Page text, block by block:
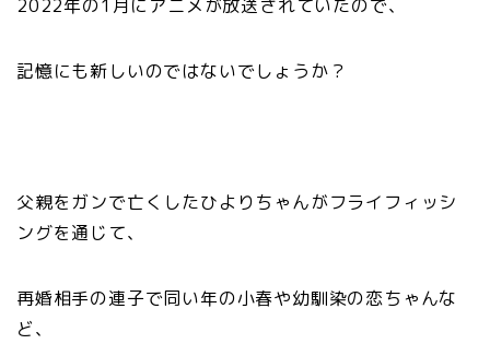
2022年の1月にアニメが放送されていたので、
記憶にも新しいのではないでしょうか？
父親をガンで亡くしたひよりちゃんがフライフィッシ
ングを通じて、
再婚相手の連子で同い年の小春や幼馴染の恋ちゃんな
ど、